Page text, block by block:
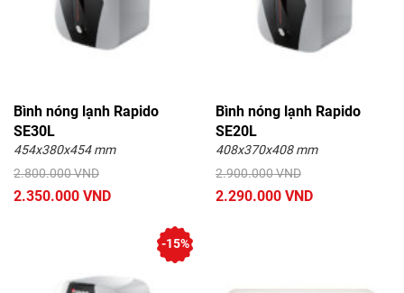
Bình nóng lạnh Rapido
SE30L
454x380x454 mm
2.800.000 VND
2.350.000 VND
Bình nóng lạnh Rapido
SE20L
408x370x408 mm
2.900.000 VND
2.290.000 VND
-15%